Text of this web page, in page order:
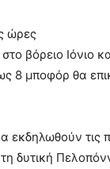
ώρες
βόρειο Ιόνιο
8 μποφόρ θα
εκδηλωθούν
τη δυτική